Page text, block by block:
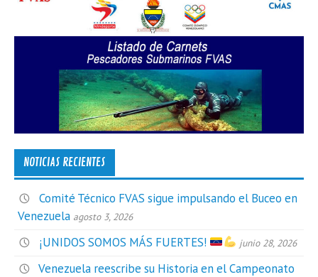
NOTICIAS RECIENTES
Comité Técnico FVAS sigue impulsando el Buceo en
Venezuela agosto 3, 2026
¡UNIDOS SOMOS MÁS FUERTES! junio 28, 2026
Venezuela reescribe su Historia en el Campeonato